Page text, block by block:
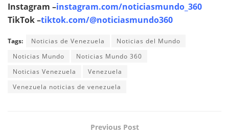
Instagram –instagram.com/noticiasmundo_360
TikTok –tiktok.com/@noticiasmundo360
Tags: Noticias de Venezuela
Noticias del Mundo
Noticias Mundo
Noticias Mundo 360
Noticias Venezuela
Venezuela
Venezuela noticias de venezuela
Previous Post